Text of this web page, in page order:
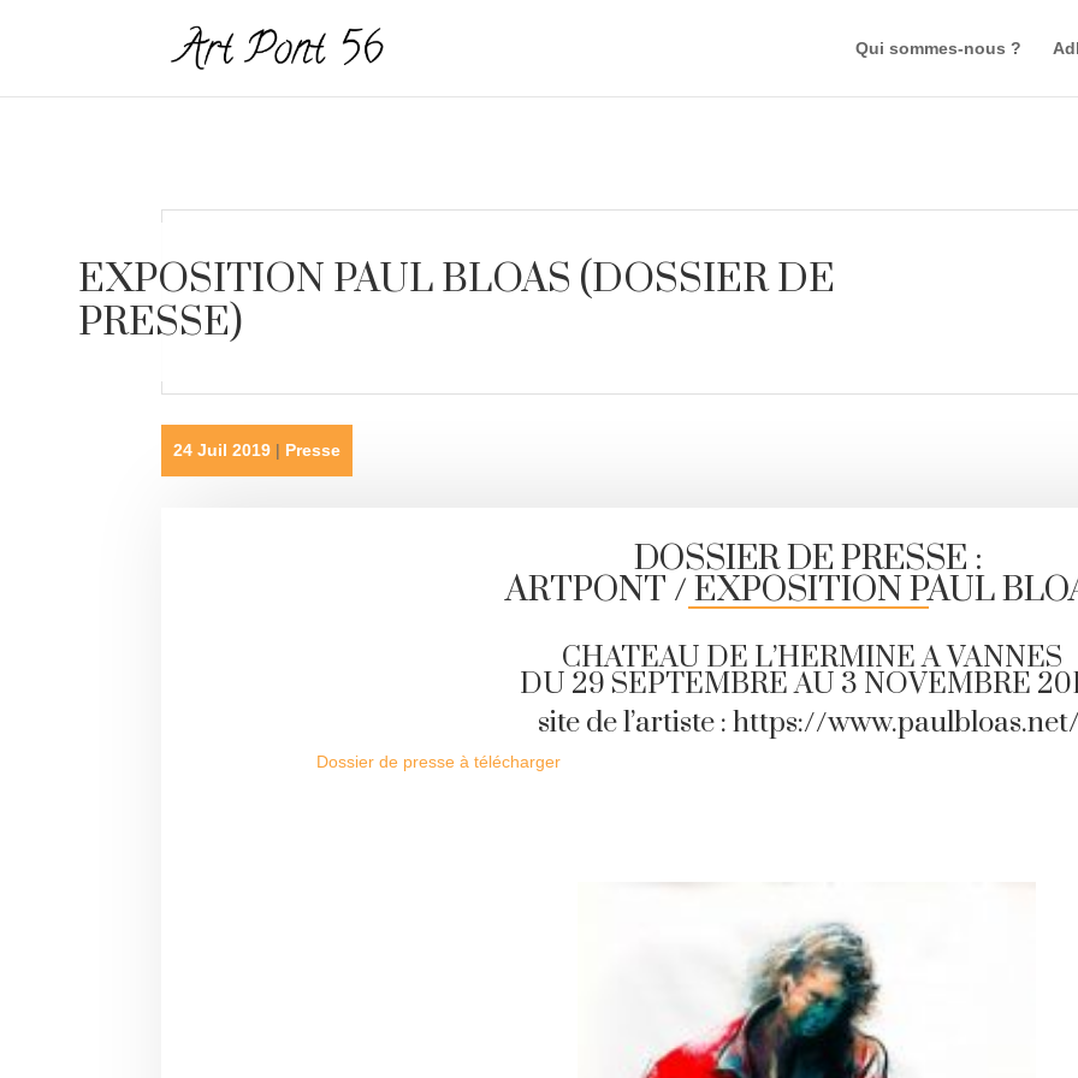
Qui sommes-nous ?
EXPOSITION PAUL BLOAS (DOSSIER DE
PRESSE)
24 Juil 2019 | Presse
DOSSIER DE PRESSE :
ARTPONT / EXPOSITION PAUL
CHATEAU DE L’HERMINE A VANNES
DU 29 SEPTEMBRE AU 3 NOVEMBRE
site de l’artiste : https://www.paulbloas.net/
Dossier de presse à télécharger